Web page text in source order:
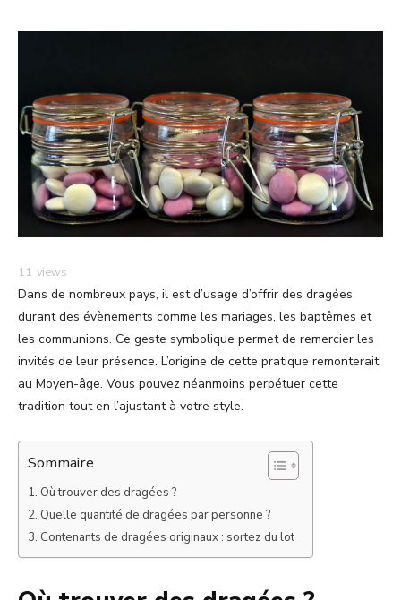
11 views
Dans de nombreux pays, il est d’usage d’offrir des dragées
durant des évènements comme les mariages, les baptêmes et
les communions. Ce geste symbolique permet de remercier les
invités de leur présence. L’origine de cette pratique remonterait
au Moyen-âge. Vous pouvez néanmoins perpétuer cette
tradition tout en l’ajustant à votre style.
Sommaire
Où trouver des dragées ?
Quelle quantité de dragées par personne ?
Contenants de dragées originaux : sortez du lot